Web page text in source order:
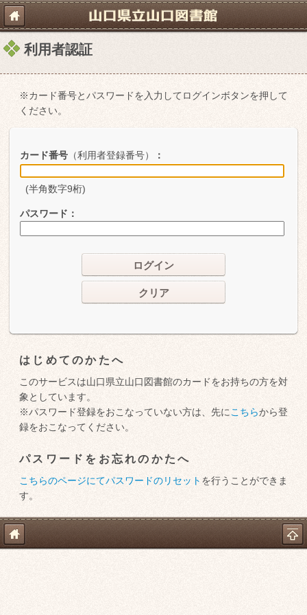
利用者認証
※カード番号とパスワードを入力してログインボタンを押して
ください。
カード番号 （利用者登録番号） ：
(半角数字9桁)
パスワード ：
ログイン
クリア
はじめてのかたへ
このサービスは山口県立山口図書館のカードをお持ちの方を対
象としています。
※パスワード登録をおこなっていない方は、先に こちらから登
録をおこなってください。
パスワードをお忘れのかたへ
こちらのページにてパスワードのリセット を行うことができま
す。